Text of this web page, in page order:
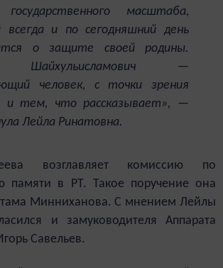
государственного масштаба,
всегда и по сегодняшний день
о защите своей родины.
Шайхульисламович —
человек, с точки зрения
и тем, что рассказывает», —
Лейла Ринатовна.
возглавляет комиссию по
памяти в РТ. Такое поручение она
Минниханова.С мнением Лейлы
и замуководителя Аппарата
Савельев.